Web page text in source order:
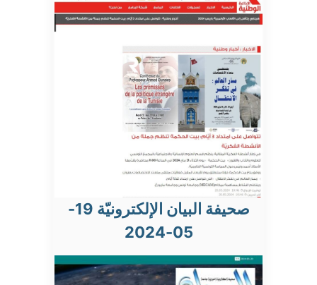
صحيفة البيان الإلكترونيّة 19-
05-2024